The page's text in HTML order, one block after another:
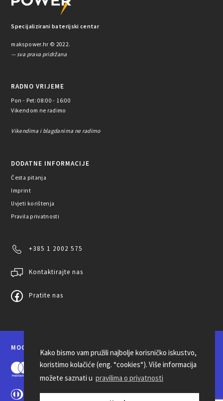
Kako bismo vam pružili najbolje korisničko iskustvo,
koristimo kolačiće (eng. “cookies“). Više informacija
možete saznati u pravilima o privatnosti
Specijalizirani baterijski centar
makspower.hr © 2022.
— sva prava pridržana
RADNO VRIJEME
Pon - Pet: 08:00 - 16:00
Vikendom ne radimo
Vikendima i blagdanima ne radimo
DODATNE INFORMACIJE
Česta pitanja
Imprint
Uvjeti korištenja
Pravila privatnosti
+385 1 2002 575
Kontaktirajte nas
Pratite nas
MOGUĆNOSTI PLAĆANJA